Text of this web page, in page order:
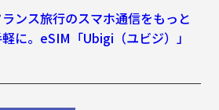
ランス旅行のスマホ通信をもっと
に。eSIM「Ubigi（ユビジ）」